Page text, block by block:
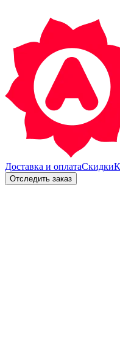
Доставка и оплатаСкидки
Отследить заказ